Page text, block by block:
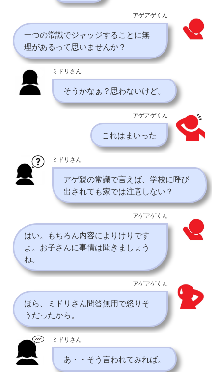
アゲアゲくん
一つの常識でジャッジすることに無
理があるって思いませんか？
ミドリさん
そうかなぁ？思わないけど。
アゲアゲくん
これはまいった
ミドリさん
アゲ親の常識で言えば、学校に呼び
出されても家では注意しない？
アゲアゲくん
はい。もちろん内容によりけりです
よ。お子さんに事情は聞きましょう
ね。
アゲアゲくん
ほら、ミドリさん問答無用で怒りそ
うだったから。
ミドリさん
あ・・そう言われてみれば。